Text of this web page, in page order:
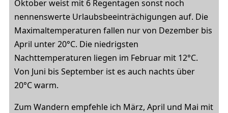
Oktober weist mit 6 Regentagen sonst noch
nennenswerte Urlaubsbeeinträchigungen auf. Die
Maximaltemperaturen fallen nur von Dezember bis
April unter 20°C. Die niedrigsten
Nachttemperaturen liegen im Februar mit 12°C.
Von Juni bis September ist es auch nachts über
20°C warm.
Zum Wandern empfehle ich März, April und Mai mit